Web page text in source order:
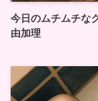
今日のムチムチな
由加理